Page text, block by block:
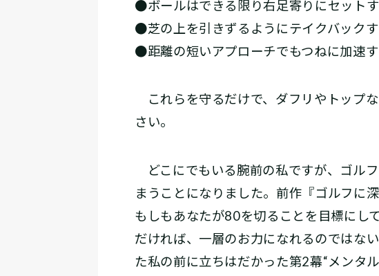
●ボールはできる限り右足寄りにセット
●芝の上を引きずるようにテイクバック
●距離の短いアプローチでもつねに加速
これらを守るだけで、ダフリやトップ
さい。
どこにでもいる腕前の私ですが、ゴル
まうことになりました。前作『ゴルフに
もしもあなたが80を切ることを目標にし
だければ、一層のお力になれるのではな
た私の前に立ちはだかった第2幕“メンタ